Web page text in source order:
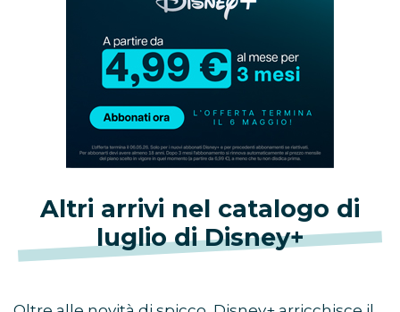
promozione
Altri arrivi nel catalogo di
luglio di Disney+